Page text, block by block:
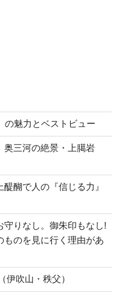
の魅力とベストビュー
奥三河の絶景・上臈岩
醐で人の『信じる力』
りなし。御朱印もなし!
ものを見に行く理由があ
吹山・秩父）